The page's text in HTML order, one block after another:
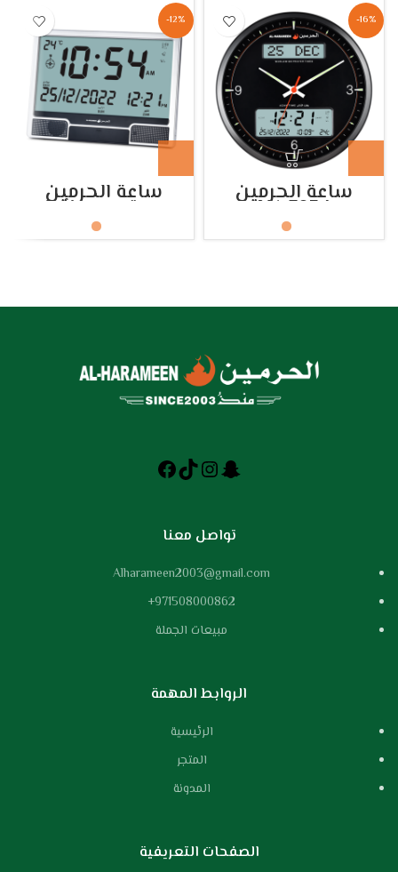
-16%
ساعة الحرمين
HA.7054
-12%
ساعة الحرمين
مكتبي وحائط
HA.4001
تواصل معنا
Alharameen2003@gmail.com
971508000862+
مبيعات الجملة
الروابط المهمة
الرئيسية
المتجر
المدونة
الصفحات التعريفية